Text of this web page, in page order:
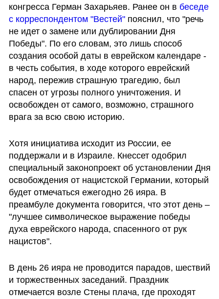
конгресса Герман Захарьяев. Ранее он в беседе
с корреспондентом "Вестей" пояснил, что "речь
не идет о замене или дублировании Дня
Победы". По его словам, это лишь способ
создания особой даты в еврейском календаре -
в честь события, в ходе которого еврейский
народ, пережив страшную трагедию, был
спасен от угрозы полного уничтожения. И
освобожден от самого, возможно, страшного
врага за всю свою историю.
Хотя инициатива исходит из России, ее
поддержали и в Израиле. Кнессет одобрил
специальный законопроект об установлении Дня
освобождения от нацистской Германии, который
будет отмечаться ежегодно 26 ияра. В
преамбуле документа говорится, что этот день –
"лучшее символическое выражение победы
духа еврейского народа, спасенного от рук
нацистов".
В день 26 ияра не проводится парадов, шествий
и торжественных заседаний. Праздник
отмечается возле Стены плача, где проходят